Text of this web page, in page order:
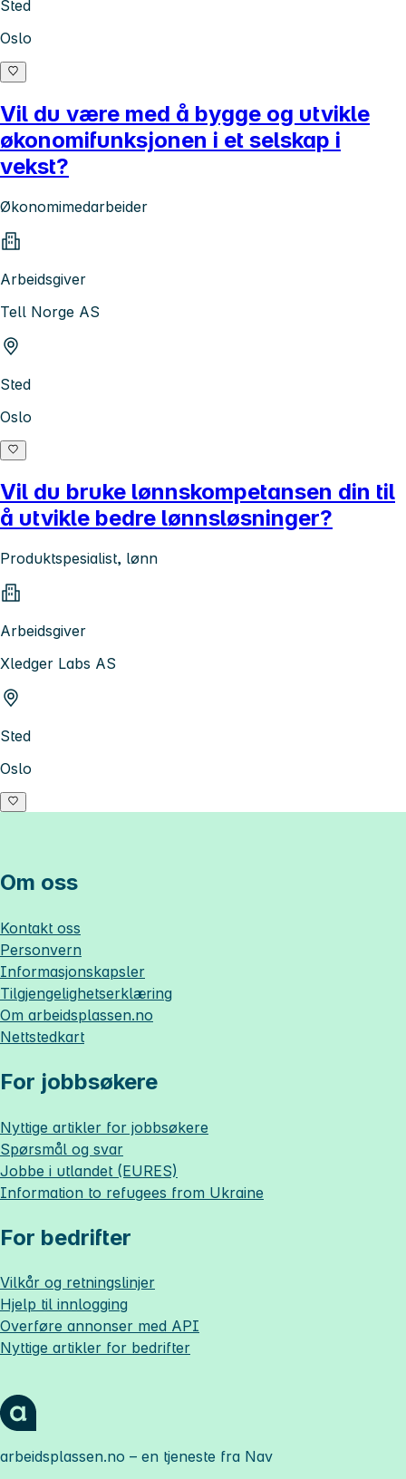
Sted
Oslo
Vil du være med å bygge og utvikle
økonomifunksjonen i et selskap i
vekst?
Økonomimedarbeider
Arbeidsgiver
Tell Norge AS
Sted
Oslo
Vil du bruke lønnskompetansen din til
å utvikle bedre lønnsløsninger?
Produktspesialist, lønn
Arbeidsgiver
Xledger Labs AS
Sted
Oslo
Om oss
Kontakt oss
Personvern
Informasjonskapsler
Tilgjengelighetserklæring
Om arbeidsplassen.no
Nettstedkart
For jobbsøkere
Nyttige artikler for jobbsøkere
Spørsmål og svar
Jobbe i utlandet (EURES)
Information to refugees from Ukraine
For bedrifter
Vilkår og retningslinjer
Hjelp til innlogging
Overføre annonser med API
Nyttige artikler for bedrifter
arbeidsplassen.no – en tjeneste fra Nav